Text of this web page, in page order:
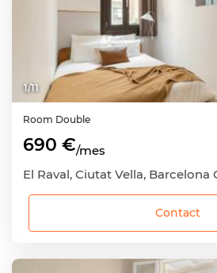
1/11
Room Double
690 €/mes
El Raval, Ciutat Vella, Barcelona
Contact